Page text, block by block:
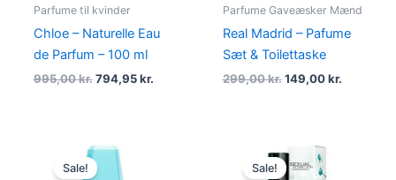
Parfume til kvinder
Chloe – Naturelle Eau
de Parfum – 100 ml
995,00kr. 794,95kr.
Parfume Gaveæsker Mænd
Real Madrid – Pafume
Sæt & Toilettaske
299,00kr. 149,00kr.
Sale!
Original
price
was:
Sale!
Original
price
was: